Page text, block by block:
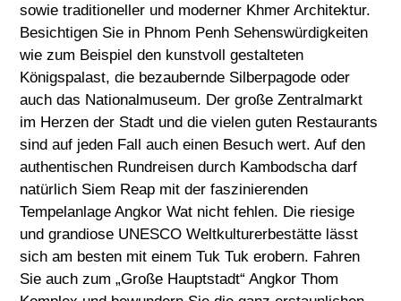
sowie traditioneller und moderner Khmer Architektur.
Besichtigen Sie in Phnom Penh Sehenswürdigkeiten
wie zum Beispiel den kunstvoll gestalteten
Königspalast, die bezaubernde Silberpagode oder
auch das Nationalmuseum. Der große Zentralmarkt
im Herzen der Stadt und die vielen guten Restaurants
sind auf jeden Fall auch einen Besuch wert. Auf den
authentischen Rundreisen durch Kambodscha darf
natürlich Siem Reap mit der faszinierenden
Tempelanlage Angkor Wat nicht fehlen. Die riesige
und grandiose UNESCO Weltkulturerbestätte lässt
sich am besten mit einem Tuk Tuk erobern. Fahren
Sie auch zum „Große Hauptstadt“ Angkor Thom